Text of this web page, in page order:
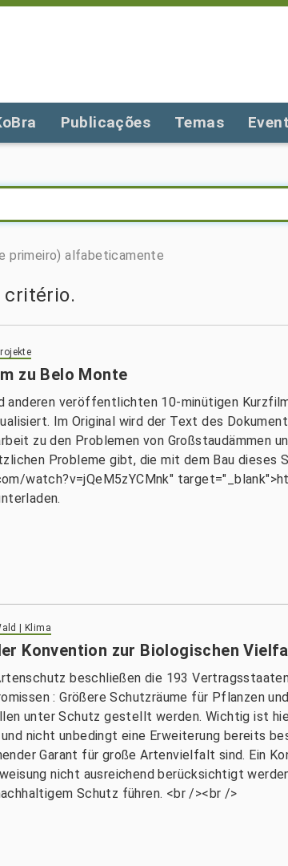
Publicações Temas
primeiro) alfabeticamente
critério.
zu Belo Monte
anderen veröffentlichten 10-minütigen
Im Original wird der Text des
zu den Problemen von Großstaudämmen
Probleme gibt, die mit dem Bau dieses
watch?v=jQeM5zYCMnk"
| Klima
Konvention zur Biologischen
beschließen die 193
: Größere Schutzräume für Pflanzen
unter Schutz gestellt werden. Wichtig ist
nicht unbedingt eine Erweiterung bereits
Garant für große Artenvielfalt sind. Ein
nicht ausreichend berücksichtigt
Schutz führen. <br /><br />